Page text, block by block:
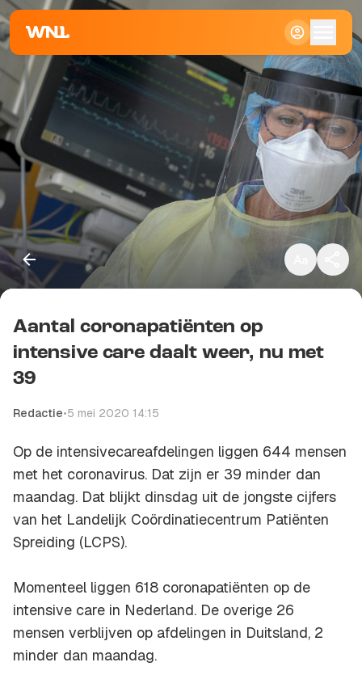
Klein
Standaard
Groot
Kopieer link
Aantal coronapatiënten op
intensive care daalt weer, nu met
39
Redactie•5 mei 2020 14:15
Op de intensivecareafdelingen liggen 644 mensen
met het coronavirus. Dat zijn er 39 minder dan
maandag. Dat blijkt dinsdag uit de jongste cijfers
van het Landelijk Coördinatiecentrum Patiënten
Spreiding (LCPS).
Momenteel liggen 618 coronapatiënten op de
intensive care in Nederland. De overige 26
mensen verblijven op afdelingen in Duitsland, 2
minder dan maandag.